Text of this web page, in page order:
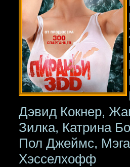
Дэвид Кокнер,
Зилка, Катрина
Пол Джеймс,
Хэсселхофф